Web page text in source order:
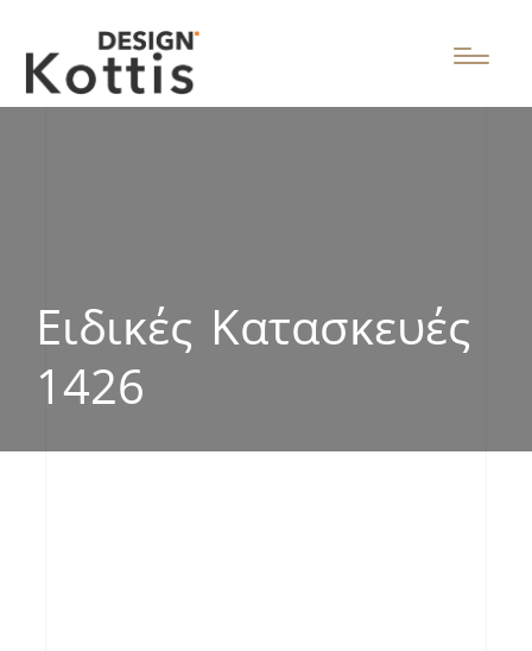
Ειδικές Κατασκευές
1426